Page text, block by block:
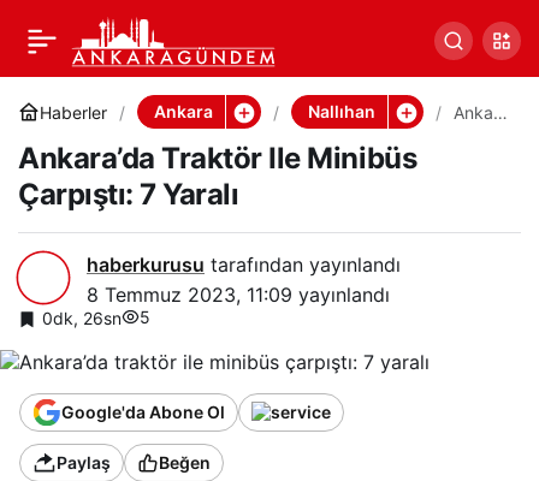
Haberler Ankara Nallıhan
Ankara
Çarpış
Ankara’da Traktör Ile Minibüs
Çarpıştı: 7 Yaralı
haberkurusu tarafından yayınlandı
8 Temmuz 2023, 11:09 yayınlandı
0dk, 26sn 5
Google'da Abone Ol
Paylaş Beğen
Ankara’da Traktör Ile
Minibüs Çarpıştı: 7 Yaralı
Paylaş